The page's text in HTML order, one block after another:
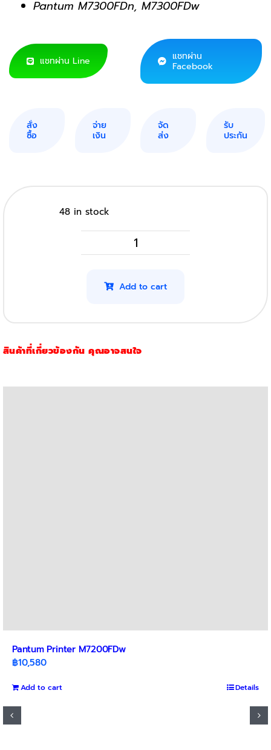
Pantum M7300FDn, M7300FDw
แชทผ่าน Line
แชทผ่าน
Facebook
สั่ง
ซื้อ
จ่าย
เงิน
จัด
ส่ง
รับ
ประกัน
48 in stock
Pantum
410X
Add to cart
สินค้าที่เกี่ยวข้องกัน คุณอาจสนใจ
Pantum Printer M7200FDw
฿10,580
Add to cart Details